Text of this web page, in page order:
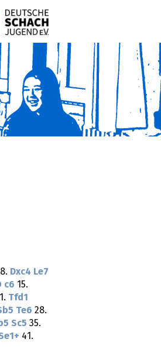
8. Dxc4 Le7
c6 15.
Tfd1
Te6 28.
Sc5 35.
41.